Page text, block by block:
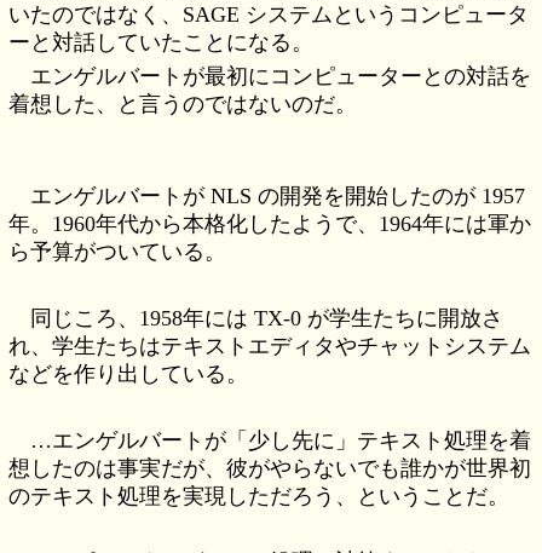
いたのではなく、SAGE システムというコンピュータ
ーと対話していたことになる。
エンゲルバートが最初にコンピューターとの対話を
着想した、と言うのではないのだ。
エンゲルバートが NLS の開発を開始したのが 1957
年。1960年代から本格化したようで、1964年には軍か
ら予算がついている。
同じころ、1958年には TX-0 が学生たちに開放さ
れ、学生たちはテキストエディタやチャットシステム
などを作り出している。
…エンゲルバートが「少し先に」テキスト処理を着
想したのは事実だが、彼がやらないでも誰かが世界初
のテキスト処理を実現しただろう、ということだ。